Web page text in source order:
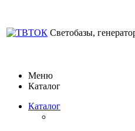
Светобазы,
Меню
Каталог
Каталог